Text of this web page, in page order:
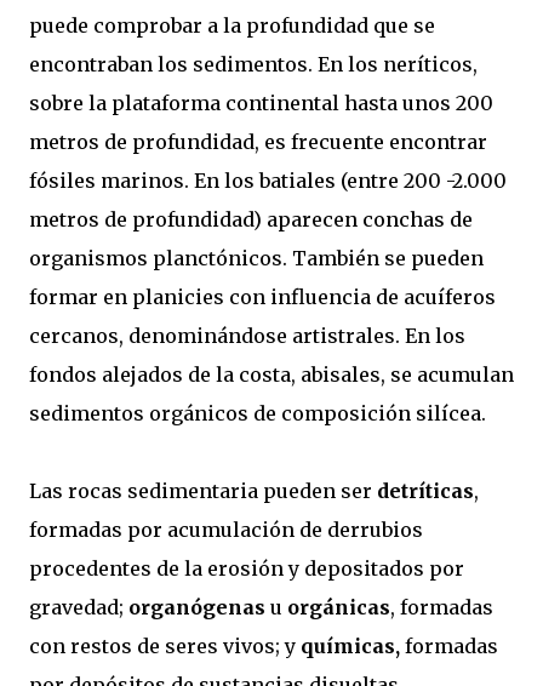
puede comprobar a la profundidad que se
encontraban los sedimentos. En los neríticos,
sobre la plataforma continental hasta unos 200
metros de profundidad, es frecuente encontrar
fósiles marinos. En los batiales (entre 200 -2.000
metros de profundidad) aparecen conchas de
organismos planctónicos. También se pueden
formar en planicies con influencia de acuíferos
cercanos, denominándose artistrales. En los
fondos alejados de la costa, abisales, se acumulan
sedimentos orgánicos de composición silícea.
Las rocas sedimentaria pueden ser detríticas,
formadas por acumulación de derrubios
procedentes de la erosión y depositados por
gravedad; organógenas u orgánicas, formadas
con restos de seres vivos; y químicas, formadas